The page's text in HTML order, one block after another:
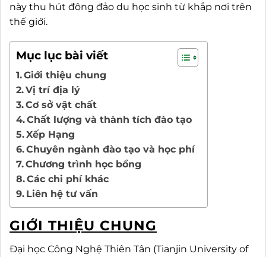
này thu hút đông đảo du học sinh từ khắp nơi trên
thế giới.
Mục lục bài viết
Giới thiệu chung
Vị trí địa lý
Cơ sở vật chất
Chất lượng và thành tích đào tạo
Xếp Hạng
Chuyên ngành đào tạo và học phí
Chương trình học bổng
Các chi phí khác
Liên hệ tư vấn
GIỚI THIỆU CHUNG
Đại học Công Nghệ Thiên Tân (Tianjin University of